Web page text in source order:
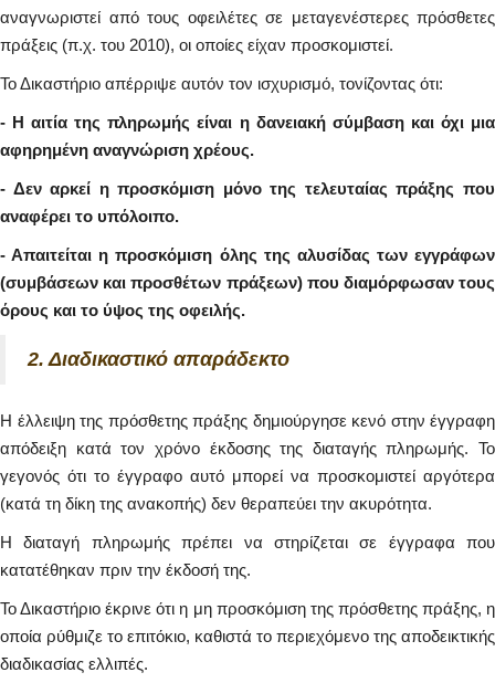
αναγνωριστεί από τους οφειλέτες σε μεταγενέστερες πρόσθετες
πράξεις (π.χ. του 2010), οι οποίες είχαν προσκομιστεί.
Το Δικαστήριο απέρριψε αυτόν τον ισχυρισμό, τονίζοντας ότι:
- Η αιτία της πληρωμής είναι η δανειακή σύμβαση και όχι μια
αφηρημένη αναγνώριση χρέους.
- Δεν αρκεί η προσκόμιση μόνο της τελευταίας πράξης που
αναφέρει το υπόλοιπο.
- Απαιτείται η προσκόμιση όλης της αλυσίδας των εγγράφων
(συμβάσεων και προσθέτων πράξεων) που διαμόρφωσαν τους
όρους και το ύψος της οφειλής.
2. Διαδικαστικό απαράδεκτο
Η έλλειψη της πρόσθετης πράξης δημιούργησε κενό στην έγγραφη
απόδειξη κατά τον χρόνο έκδοσης της διαταγής πληρωμής. Το
γεγονός ότι το έγγραφο αυτό μπορεί να προσκομιστεί αργότερα
(κατά τη δίκη της ανακοπής) δεν θεραπεύει την ακυρότητα.
Η διαταγή πληρωμής πρέπει να στηρίζεται σε έγγραφα που
κατατέθηκαν πριν την έκδοσή της.
Το Δικαστήριο έκρινε ότι η μη προσκόμιση της πρόσθετης πράξης, η
οποία ρύθμιζε το επιτόκιο, καθιστά το περιεχόμενο της αποδεικτικής
διαδικασίας ελλιπές.